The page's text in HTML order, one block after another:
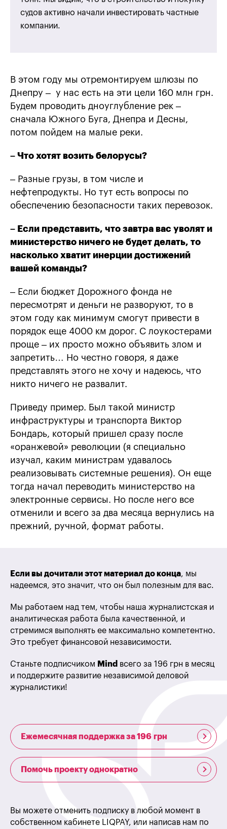
судов активно начали инвестировать частные
компании.
В этом году мы отремонтируем шлюзы по
Днепру – у нас есть на эти цели 160 млн грн.
Будем проводить дноуглубление рек –
сначала Южного Буга, Днепра и Десны,
потом пойдем на малые реки.
– Что хотят возить белорусы?
– Разные грузы, в том числе и
нефтепродукты. Но тут есть вопросы по
обеспечению безопасности таких перевозок.
– Если представить, что завтра вас уволят и
министерство ничего не будет делать, то
насколько хватит инерции достижений
вашей команды?
– Если бюджет Дорожного фонда не
пересмотрят и деньги не разворуют, то в
этом году как минимум смогут привести в
порядок еще 4000 км дорог. С лоукостерами
проще – их просто можно объявить злом и
запретить… Но честно говоря, я даже
представлять этого не хочу и надеюсь, что
никто ничего не развалит.
Приведу пример. Был такой министр
инфраструктуры и транспорта Виктор
Бондарь, который пришел сразу после
«оранжевой» революции (я специально
изучал, каким министрам удавалось
реализовывать системные решения). Он еще
тогда начал переводить министерство на
электронные сервисы. Но после него все
отменили и всего за два месяца вернулись на
прежний, ручной, формат работы.
Если вы дочитали этот материал до конца, мы
надеемся, это значит, что он был полезным для вас.
Мы работаем над тем, чтобы наша журналистская и
аналитическая работа была качественной, и
стремимся выполнять ее максимально компетентно.
Это требует финансовой независимости.
Станьте подписчиком Mind всего за 196 грн в месяц
и поддержите развитие независимой деловой
журналистики!
Ежемесячная поддержка за 196 грн
Помочь проекту однократно
Вы можете отменить подписку в любой момент в
собственном кабинете LIQPAY, или написав нам по